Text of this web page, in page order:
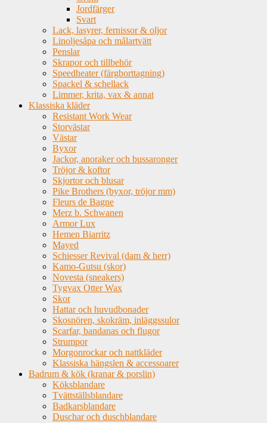
Jordfärger
Svart
Lack, lasyrer, fernissor & oljor
Linoljesåpa och målartvätt
Penslar
Skrapor och tillbehör
Speedheater (färgborttagning)
Spackel & schellack
Limmer, krita, vax & annat
Klassiska kläder
Resistant Work Wear
Storvästar
Västar
Byxor
Jackor, anoraker och bussaronger
Tröjor & koftor
Skjortor och blusar
Pike Brothers (byxor, tröjor mm)
Fleurs de Bagne
Merz b. Schwanen
Armor Lux
Hemen Biarritz
Mayed
Schiesser Revival (dam & herr)
Kamo-Gutsu (skor)
Novesta (sneakers)
Tygvax Otter Wax
Skor
Hattar och huvudbonader
Skosnören, skokräm, inläggssulor
Scarfar, bandanas och flugor
Strumpor
Morgonrockar och nattkläder
Klassiska hängslen & accessoarer
Badrum & kök (kranar & porslin)
Köksblandare
Tvättställsblandare
Badkarsblandare
Duschar och duschblandare